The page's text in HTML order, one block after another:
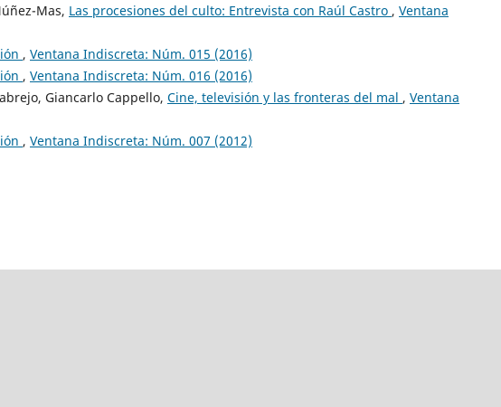
Mas, Las procesiones del culto: Entrevista con Raúl Castro , Ventana
, Ventana Indiscreta: Núm. 015 (2016)
, Ventana Indiscreta: Núm. 016 (2016)
Giancarlo Cappello, Cine, televisión y las fronteras del mal , Ventana
, Ventana Indiscreta: Núm. 007 (2012)